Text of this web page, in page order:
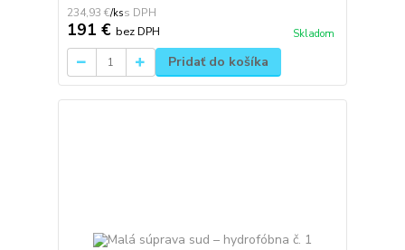
234,93 €/ks
191 € bez DPH Skladom
Pridať do košíka